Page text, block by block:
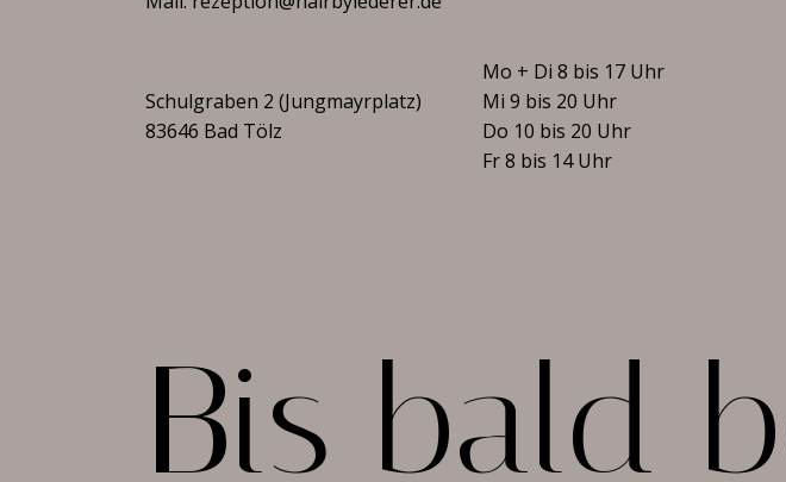
Schulgraben 2 (Jungmayrplatz)
83646 Bad Tölz
Mo + Di 8 bis 17 Uhr
Mi 9 bis 20 Uhr
Do 10 bis 20 Uhr
Fr 8 bis 14 Uhr
Bis bald b